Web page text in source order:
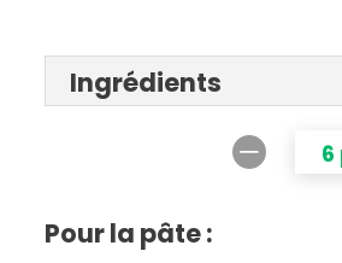
Ingrédients
6
Pour la pâte :